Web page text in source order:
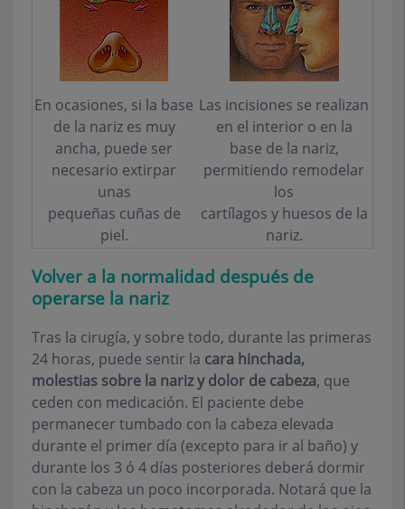
En ocasiones, si la base
de la nariz es muy
ancha, puede ser
necesario extirpar
unas
pequeñas cuñas de
piel.
Las incisiones se realizan
en el interior o en la
base de la nariz,
permitiendo remodelar
los
cartílagos y huesos de la
nariz.
Volver a la normalidad después de
operarse la nariz
Tras la cirugía, y sobre todo, durante las primeras
24 horas, puede sentir la cara hinchada,
molestias sobre la nariz y dolor de cabeza, que
ceden con medicación. El paciente debe
permanecer tumbado con la cabeza elevada
durante el primer día (excepto para ir al baño) y
durante los 3 ó 4 días posteriores deberá dormir
con la cabeza un poco incorporada. Notará que la